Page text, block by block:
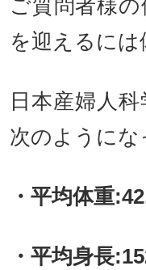
ご質問者様
を迎えるに
日本産婦人
次のようにな
・平均体重
・平均身長